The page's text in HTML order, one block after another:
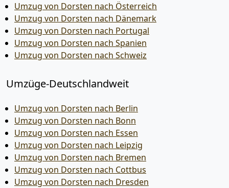
Umzug von Dorsten nach Österreich
Umzug von Dorsten nach Dänemark
Umzug von Dorsten nach Portugal
Umzug von Dorsten nach Spanien
Umzug von Dorsten nach Schweiz
Umzüge-Deutschlandweit
Umzug von Dorsten nach Berlin
Umzug von Dorsten nach Bonn
Umzug von Dorsten nach Essen
Umzug von Dorsten nach Leipzig
Umzug von Dorsten nach Bremen
Umzug von Dorsten nach Cottbus
Umzug von Dorsten nach Dresden